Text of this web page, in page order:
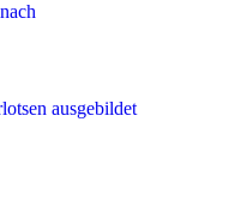
ausgebildet